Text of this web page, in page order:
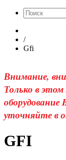
/
Gfi
Внимание,
Только в
оборудование
уточняйте в
GFI